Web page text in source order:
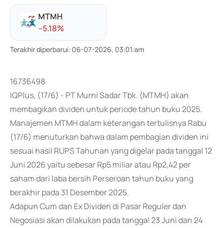
MTMH
--5.18%
Terakhir diperbarui: 06-07-2026, 03:01:am
16736498
IQPlus, (17/6) - PT Murni Sadar Tbk. (MTMH) akan
membagikan dividen untuk periode tahun buku 2025.
Manajemen MTMH dalam keterangan tertulisnya Rabu
(17/6) menuturkan bahwa dalam pembagian dividen ini
sesuai hasil RUPS Tahunan yang digelar pada tanggal 12
Juni 2026 yaitu sebesar Rp5 miliar atau Rp2,42 per
saham dari laba bersih Perseroan tahun buku yang
berakhir pada 31 Desember 2025.
Adapun Cum dan Ex Dividen di Pasar Reguler dan
Negosiasi akan dilakukan pada tanggal 23 Juni dan 24